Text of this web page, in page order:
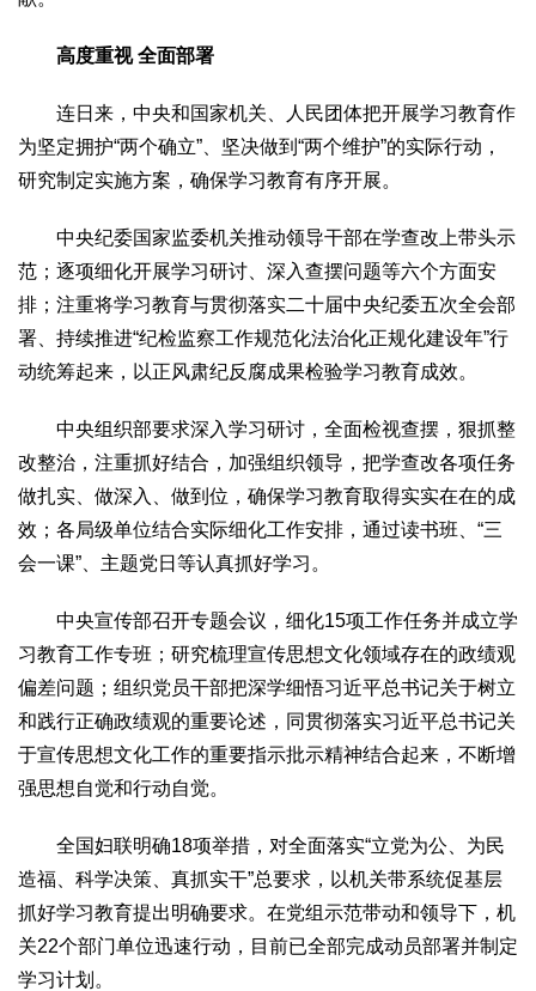
国防
国防建设 军民融合 兵器装备 军营风采
国际
中国与世界 国际视点 国际合作 他山之石
生态
生态文明 能源资源 环境保护 地方生态 休闲旅游
访谈
津 冀 晋 蒙 辽 黑 沪 苏 浙 皖
闽
陕
甘 青 宁 新 港 澳 台
智库
信息
地方动态 地方强音
在线期刊
杂志简介 杂志编委会 组织机构 联系我们 智慧中国动态
智慧城市
全景中国 智慧旅游 智慧教育 智慧医疗
智慧交通
智慧环保
高度重视 全面部署
连日来，中央和国家机关、人民团体把开展学习教育作
为坚定拥护“两个确立”、坚决做到“两个维护”的实际行动，
研究制定实施方案，确保学习教育有序开展。
中央纪委国家监委机关推动领导干部在学查改上带头示
范；逐项细化开展学习研讨、深入查摆问题等六个方面安
排；注重将学习教育与贯彻落实二十届中央纪委五次全会部
署、持续推进“纪检监察工作规范化法治化正规化建设年”行
动统筹起来，以正风肃纪反腐成果检验学习教育成效。
中央组织部要求深入学习研讨，全面检视查摆，狠抓整
改整治，注重抓好结合，加强组织领导，把学查改各项任务
做扎实、做深入、做到位，确保学习教育取得实实在在的成
效；各局级单位结合实际细化工作安排，通过读书班、“三
会一课”、主题党日等认真抓好学习。
中央宣传部召开专题会议，细化15项工作任务并成立学
习教育工作专班；研究梳理宣传思想文化领域存在的政绩观
偏差问题；组织党员干部把深学细悟习近平总书记关于树立
和践行正确政绩观的重要论述，同贯彻落实习近平总书记关
于宣传思想文化工作的重要指示批示精神结合起来，不断增
强思想自觉和行动自觉。
全国妇联明确18项举措，对全面落实“立党为公、为民
造福、科学决策、真抓实干”总要求，以机关带系统促基层
抓好学习教育提出明确要求。在党组示范带动和领导下，机
关22个部门单位迅速行动，目前已全部完成动员部署并制定
学习计划。